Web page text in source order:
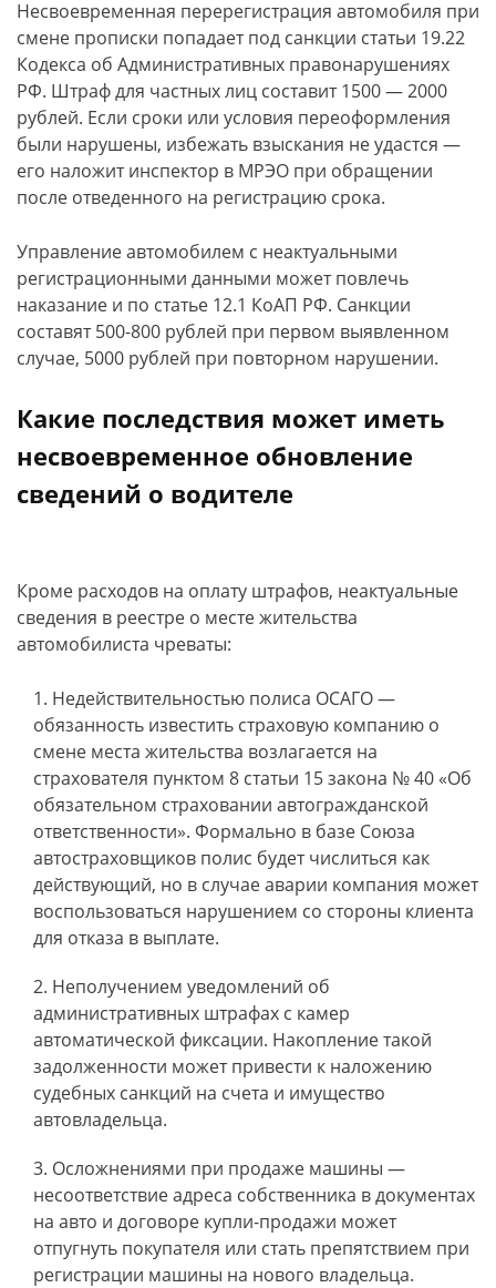
Несвоевременная перерегистрация автомобиля при
смене прописки попадает под санкции статьи 19.22
Кодекса об Административных правонарушениях
РФ. Штраф для частных лиц составит 1500 — 2000
рублей. Если сроки или условия переоформления
были нарушены, избежать взыскания не удастся —
его наложит инспектор в МРЭО при обращении
после отведенного на регистрацию срока.
Управление автомобилем с неактуальными
регистрационными данными может повлечь
наказание и по статье 12.1 КоАП РФ. Санкции
составят 500-800 рублей при первом выявленном
случае, 5000 рублей при повторном нарушении.
Какие последствия может иметь
несвоевременное обновление
сведений о водителе
Кроме расходов на оплату штрафов, неактуальные
сведения в реестре о месте жительства
автомобилиста чреваты:
Недействительностью полиса ОСАГО —
обязанность известить страховую компанию о
смене места жительства возлагается на
страхователя пунктом 8 статьи 15 закона № 40 «Об
обязательном страховании автогражданской
ответственности». Формально в базе Союза
автостраховщиков полис будет числиться как
действующий, но в случае аварии компания может
воспользоваться нарушением со стороны клиента
для отказа в выплате.
Неполучением уведомлений об
административных штрафах с камер
автоматической фиксации. Накопление такой
задолженности может привести к наложению
судебных санкций на счета и имущество
автовладельца.
Осложнениями при продаже машины —
несоответствие адреса собственника в документах
на авто и договоре купли-продажи может
отпугнуть покупателя или стать препятствием при
регистрации машины на нового владельца.